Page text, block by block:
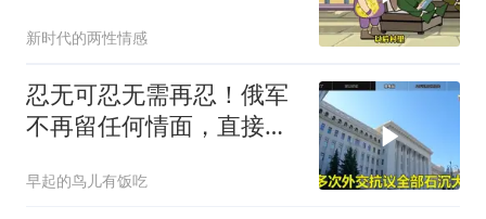
新时代的两性情感
忍无可忍无需再忍！俄军
不再留任何情面，直接炸
早起的鸟儿有饭吃